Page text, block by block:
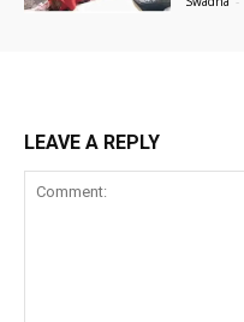
LEAVE A REPLY